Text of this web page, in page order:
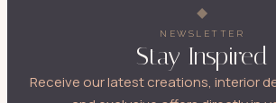
NEWSLETTER
Stay Inspired
Receive our latest creations, interior